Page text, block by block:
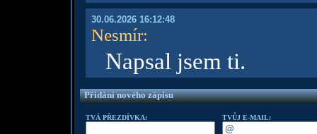
30.06.2026 16:12:48
Nesmír:
Napsal jsem ti.
Přidání nového zápisu
TVÁ PŘEZDÍVKA: TVŮJ E-MAIL: